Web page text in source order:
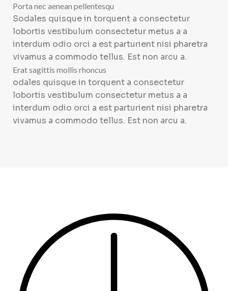
Porta nec aenean pellentesqu
Sodales quisque in torquent a consectetur
lobortis vestibulum consectetur metus a a
interdum odio orci a est parturient nisi pharetra
vivamus a commodo tellus. Est non arcu a.
Erat sagittis mollis rhoncus
odales quisque in torquent a consectetur
lobortis vestibulum consectetur metus a a
interdum odio orci a est parturient nisi pharetra
vivamus a commodo tellus. Est non arcu a.